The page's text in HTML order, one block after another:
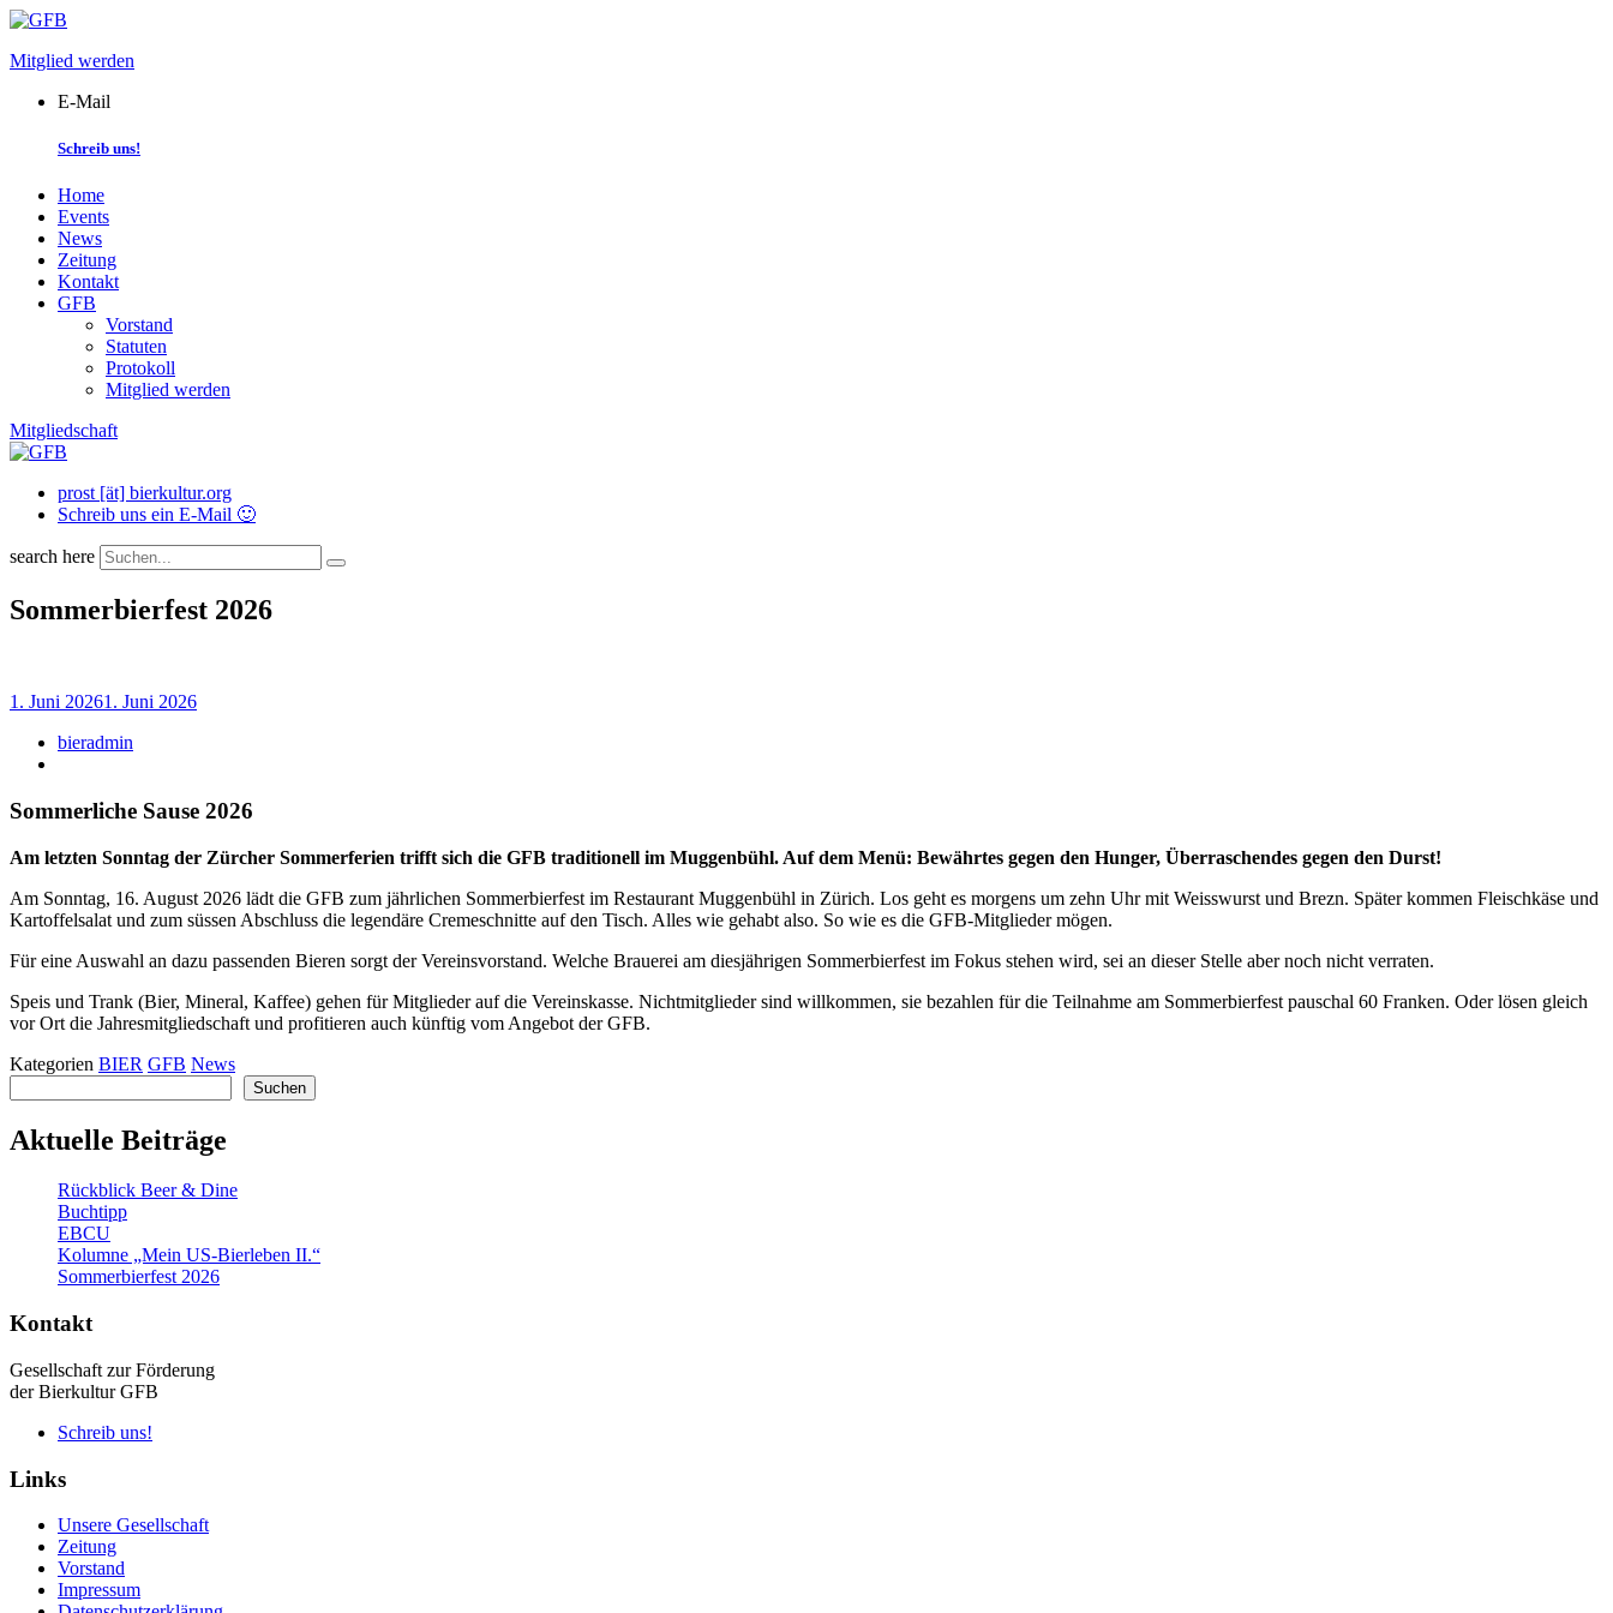
Skip
content
Mitglied werden
E-Mail
Schreib uns!
Home
Events
News
Zeitung
Kontakt
GFB
Vorstand
Statuten
Protokoll
Mitglied werden
Mitgliedschaft
prost [ät] bierkultur.org
Schreib uns ein E-Mail 🙂
search here
Sommerbierfest 2026
1. Juni 20261. Juni 2026
bieradmin
Sommerliche Sause 2026
Am letzten Sonntag der Zürcher Sommerferien trifft sich die GFB traditionell im Muggenbühl. Auf dem Menü: Bewährtes gegen den Hunger, Überraschendes gegen den Durst!
Am Sonntag, 16. August 2026 lädt die GFB zum jährlichen Sommerbierfest im Restaurant Muggenbühl in Zürich. Los geht es morgens um zehn Uhr mit Weisswurst und Brezn. Später kommen Fleischkäse und
Kartoffelsalat und zum süssen Abschluss die legendäre Cremeschnitte auf den Tisch. Alles wie gehabt also. So wie es die GFB-Mitglieder mögen.
Für eine Auswahl an dazu passenden Bieren sorgt der Vereinsvorstand. Welche Brauerei am diesjährigen Sommerbierfest im Fokus stehen wird, sei an dieser Stelle aber noch nicht verraten.
Speis und Trank (Bier, Mineral, Kaffee) gehen für Mitglieder auf die Vereinskasse. Nichtmitglieder sind willkommen, sie bezahlen für die Teilnahme am Sommerbierfest pauschal 60 Franken. Oder lösen gleich
vor Ort die Jahresmitgliedschaft und profitieren auch künftig vom Angebot der GFB.
Kategorien BIER GFB News
Suchen
Aktuelle Beiträge
Rückblick Beer & Dine
Buchtipp
EBCU
Kolumne „Mein US-Bierleben II.“
Sommerbierfest 2026
Kontakt
Gesellschaft zur Förderung
der Bierkultur GFB
Schreib uns!
Links
Unsere Gesellschaft
Zeitung
Vorstand
Impressum